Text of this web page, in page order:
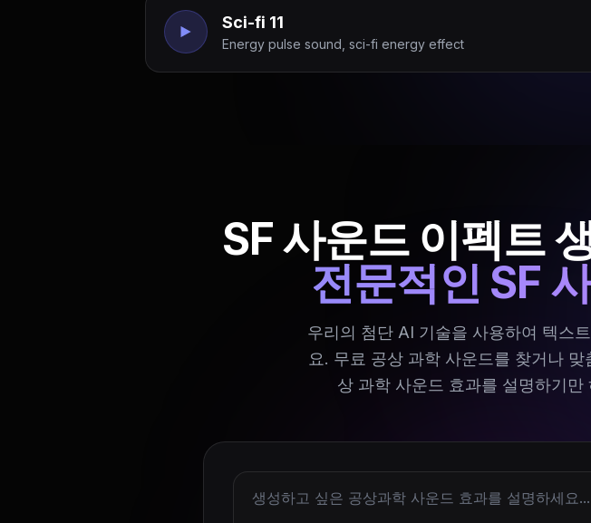
Sci-fi 11
Energy pulse sound, sci-fi energy effect
SF 사운드 이펙트
전문적인 SF
우리의 첨단 AI 기술을 사용하여 텍스
요. 무료 공상 과학 사운드를 찾거나
상 과학 사운드 효과를 설명하기